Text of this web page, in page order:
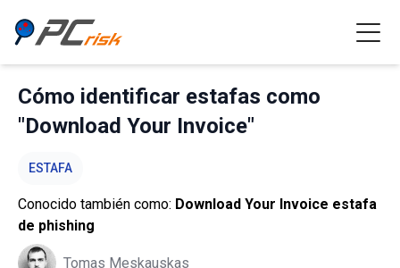
Cómo identificar estafas como
"Download Your Invoice"
ESTAFA
Conocido también como: Download Your Invoice estafa
de phishing
Tomas Meskauskas